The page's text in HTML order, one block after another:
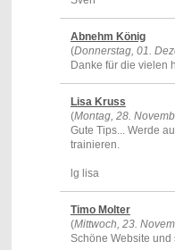
Abnehm König
(Donnerstag, 01.
Danke für die vielen
Lisa Kruss
(Montag, 28.
Gute Tips... Werde
trainieren.
lg lisa
Timo Molter
(Mittwoch, 23.
Schöne Website und